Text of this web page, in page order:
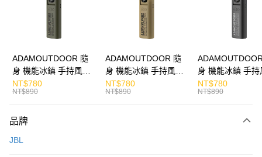
運送方式
每筆NT$130，滿NT$399(含以上)免運費
ADAMOUTDOOR 隨
身 機能冰鎮 手持風扇
掛繩
NT$780
NT$890
ADAMOUTDOOR 隨
身 機能冰鎮 手持風扇
掛繩
NT$780
NT$890
身 機能冰鎮 手持
掛繩
NT$780
NT$890
品牌
JBL